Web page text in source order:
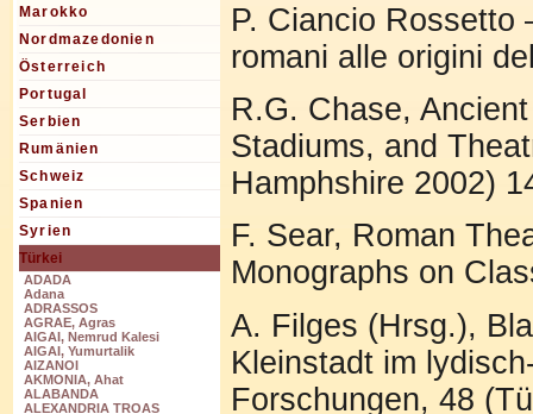
Marokko
Nordmazedonien
Österreich
Portugal
Serbien
Rumänien
Schweiz
Spanien
Syrien
Türkei
ADADA
Adana
ADRASSOS
AGRAE, Agras
AIGAI, Nemrud Kalesi
AIGAI, Yumurtalik
AIZANOI
AKMONIA, Ahat
ALABANDA
ALEXANDRIA TROAS
P. Ciancio Rossetto
romani alle origini
R.G. Chase,
Stadiums, and
Hamphshire 2002)
F. Sear, Roman
Monographs on
A. Filges (Hrsg.),
Kleinstadt im
Forschungen, 48